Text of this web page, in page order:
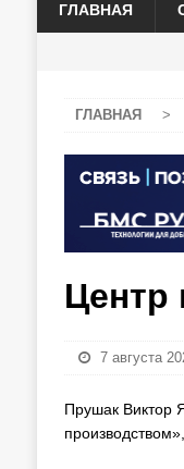
ГЛАВНАЯ
ГЛАВНАЯ >
Центр
7 августа
Прушак Виктор